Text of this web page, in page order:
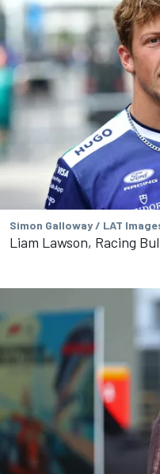
Simon Galloway / LAT
Liam Lawson, Racing